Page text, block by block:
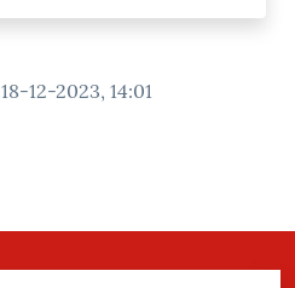
18-12-2023, 14:01